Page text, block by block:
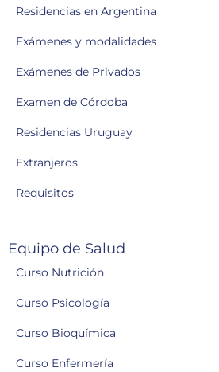
Residencias en Argentina
Exámenes y modalidades
Exámenes de Privados
Examen de Córdoba
Residencias Uruguay
Extranjeros
Requisitos
Equipo de Salud
Curso Nutrición
Curso Psicología
Curso Bioquímica
Curso Enfermería